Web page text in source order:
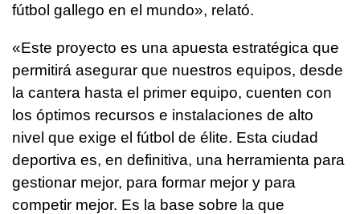
fútbol gallego en el mundo», relató.
«Este proyecto es una apuesta estratégica que
permitirá asegurar que nuestros equipos, desde
la cantera hasta el primer equipo, cuenten con
los óptimos recursos e instalaciones de alto
nivel que exige el fútbol de élite. Esta ciudad
deportiva es, en definitiva, una herramienta para
gestionar mejor, para formar mejor y para
competir mejor. Es la base sobre la que